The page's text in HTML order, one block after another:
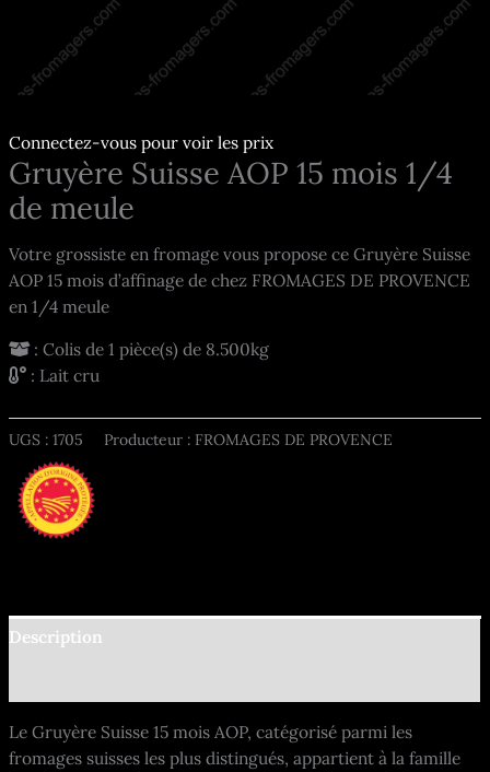
Connectez-vous pour voir les prix
Gruyère Suisse AOP 15 mois 1/4
de meule
Votre grossiste en fromage vous propose ce Gruyère Suisse
AOP 15 mois d’affinage de chez FROMAGES DE PROVENCE
en 1/4 meule
: Colis de 1 pièce(s) de 8.500kg
: Lait cru
UGS :1705 Producteur : FROMAGES DE PROVENCE
Description
Le Gruyère Suisse 15 mois AOP, catégorisé parmi les
fromages suisses les plus distingués, appartient à la famille